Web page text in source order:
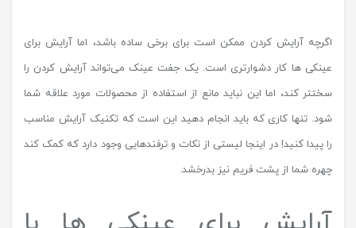
اگرچه آرایش کردن ممکن است برای برخی ساده باشد، اما آرایش برای
عینکی ها کار دشوارتری است. یک جفت عینک می‌تواند آرایش کردن را
سختتر کند، اما این نباید مانع از استفاده از محصولات مورد علاقه شما
شود. تنها کاری که باید انجام دهید این است که تکنیک آرایش مناسب
را پیدا کنید! در اینجا لیستی از نکات و ترفندهایی وجود دارد که کمک کند
چهره شما از پشت فریم نیز بدرخشد.